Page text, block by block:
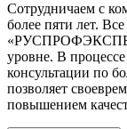
Сотрудничаем с
более пяти лет.
уровне. В
консультации по
позволяет
повышением